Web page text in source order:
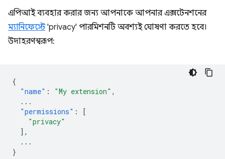
এপিআই ব্যবহার করার জন্য আপনাকে আপনার এক্সটেনশনের
ম্যানিফেস্টে'privacy' পারমিশনটি অবশ্যই ঘোষণা করতে হবে।
উদাহরণস্বরূপ:
{
"name" : "My extension" ,
...
"permissions" :
[
"privacy"
],
...
}